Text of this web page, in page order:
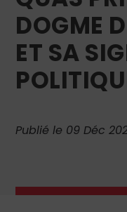
DOGME
ET SA
Publié le 09 Déc